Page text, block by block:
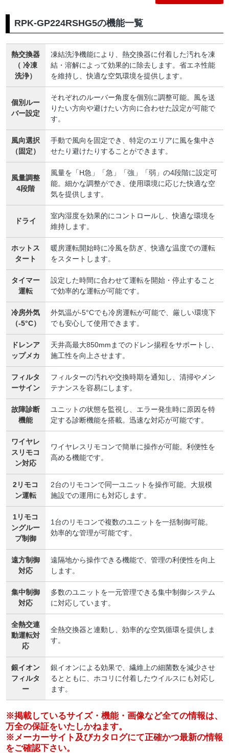
RPK-GP224RSHG5の機能一覧
熱交換器
（ 冷凍
洗浄）
凍結洗浄機能により、熱交換器に付着した汚れを凍
結・溶解によって効果的に除去します。省エネ性能
を維持し、快適な空気環境を提供します。
個別ルー
バー設定
それぞれのルーバー角度を個別に調整可能。風を送
りたい方向や避けたい方向に合わせた設定が可能で
す。
風向選択
（固定）
手動で風向を固定でき、特定のエリアに風を集中さ
せたり避けたりすることができます。
風量調整
4段階
風量を「H急」「急」「強」「弱」の4段階に設定可
能。細かな調整ができ、使用環境に応じた快適な空
気を提供します。
ドライ
室内湿度を効果的にコントロールし、快適な環境を
維持します。
ホットス
タート
暖房運転開始時に冷風を防ぎ、快適な温度での運転
をスタートします。
タイマー
運転
設定した時間に合わせて運転を開始・停止すること
で効率的な運転が可能です。
冷房外気
（-5°C）
外気温が-5°Cでも冷房運転が可能で、厳しい環境下
でも安心して使用できます。
ドレンア
ップメカ
天井高最大850mmまでのドレン揚程をサポートし、
施工性を向上させます。
フィルタ
ーサイン
フィルターの汚れや交換時期を通知し、清掃やメン
テナンスを容易にします。
故障診断
機能
ユニットの状態を監視し、エラー発生時に原因を特
定する診断機能を搭載。迅速な対応が可能です。
ワイヤレ
スリモコ
ン対応
ワイヤレスリモコンで簡単に操作が可能。利便性を
高める機能です。
2リモコ
ン運転
2台のリモコンで同一ユニットを操作可能。大規模
施設での運用にも対応します。
1リモコ
ングルー
プ制御
1台のリモコンで複数のユニットを一括制御可能。
効率的な管理が可能です。
遠方制御
対応
遠隔地から操作できる機能で、管理の利便性を向上
します。
集中制御
対応
多数のユニットを一元管理できる集中制御システム
に対応しています。
全熱交連
動運転対
応
全熱交換器と連動し、効率的な空気循環を提供しま
す。
銀イオン
フィルタ
ー
銀イオンによる効果で、繊維上の細菌数を減少させ
るとともに、ホコリに付着したウイルスにも対応し
ます。
※掲載しているサイズ・機能・画像など全ての情報は、
万全の保証をいたしかねます。
※メーカーサイト及びカタログにて正確かつ最新の情報
をご確認下さい。